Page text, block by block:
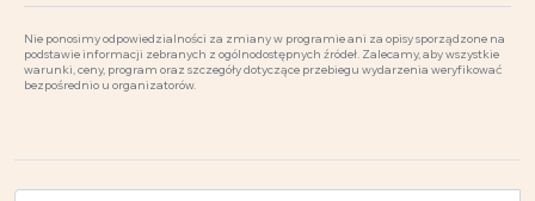
Nie ponosimy odpowiedzialności za zmiany w programie ani za opisy sporządzone na
podstawie informacji zebranych z ogólnodostępnych źródeł. Zalecamy, aby wszystkie
warunki, ceny, program oraz szczegóły dotyczące przebiegu wydarzenia weryfikować
bezpośrednio u organizatorów.